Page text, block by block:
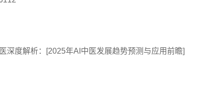
深度解析：[2025年AI中医发展趋势预测与应用前瞻]